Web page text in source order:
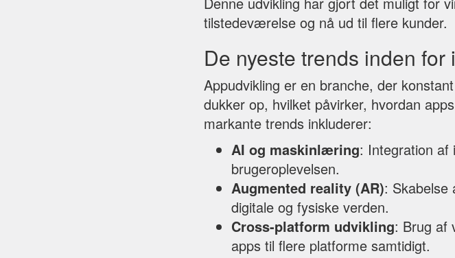
tilstedeværelse og nå ud til flere kunder.
De nyeste trends inden
Appudvikling er en branche, der
dukker op, hvilket påvirker, hvordan
markante trends inkluderer:
AI og maskinlæring: Integration af
brugeroplevelsen.
Augmented reality (AR): Skabelse
digitale og fysiske verden.
Cross-platform udvikling: Brug af
apps til flere platforme samtidigt.